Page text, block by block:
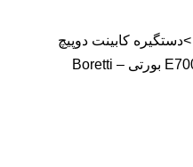
کابینت دوپیچ